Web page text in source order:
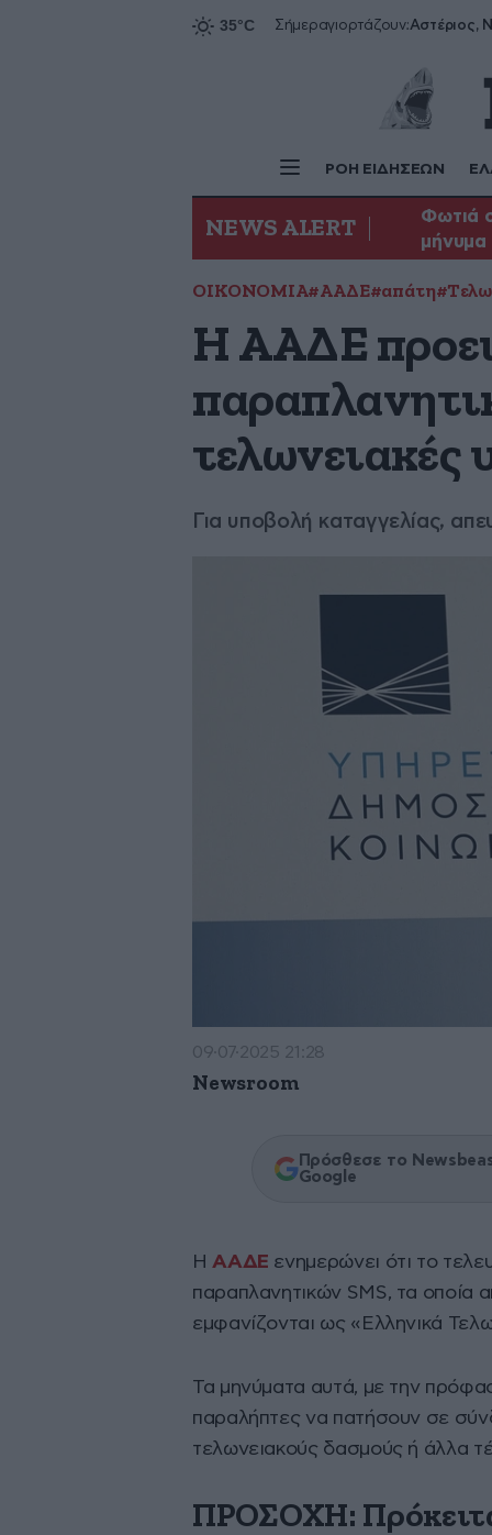
Σήμεραγιορτάζουν:Αστέριος,
ΡΟΗ ΕΙΔΗΣΕΩΝ
NEWS ALERT
Φωτιά
μήνυμα
ΟΙΚΟΝΟΜΙΑ#ΑΑΔΕ#απάτη
Η ΑΑΔΕ
τελωνειακές
Για υποβολή καταγγελίας,
09·07·2025 21:28
Newsroom
Πρόσθεσε το
Google
ΗΑΑΔΕ ενημερώνει ότι το
παραπλανητικών SMS, τα οποία
εμφανίζονται ως «Ελληνικά
Τα μηνύματα αυτά, με την
παραλήπτες να πατήσουν σε
τελωνειακούς δασμούς ή άλλα
ΠΡΟΣΟΧΗ: